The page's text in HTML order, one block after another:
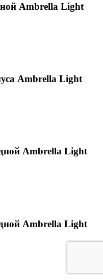
Ambrella Light
Ambrella Light
Ambrella Light
Ambrella Light